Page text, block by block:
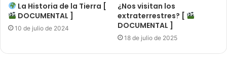
La Historia de la Tierra [
DOCUMENTAL ]
10 de julio de 2024
¿Nos visitan los
extraterrestres? [
DOCUMENTAL ]
18 de julio de 2025